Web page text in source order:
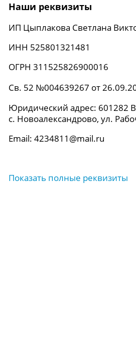
Наши реквизиты
ИП Цыплакова Светлана
ИНН 525801321481
ОГРН 311525826900016
Св. 52 №004639267 от
Юридический адрес: 601282
с. Новоалександрово, ул.
Email: 4234811@mail.ru
Показать полные реквизиты